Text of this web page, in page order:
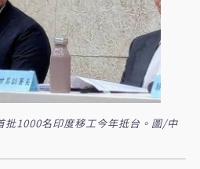
批1000名印度移工今年抵台。圖/中